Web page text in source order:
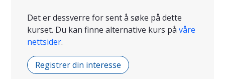
Det er dessverre for sent å søke på dette
kurset. Du kan finne alternative kurs på våre
nettsider.
Registrer din interesse